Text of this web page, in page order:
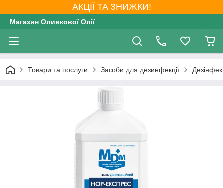
АКЦІЇ ТА ЗНИЖКИ!
Магазин Оливкової Олії
Товари та послуги Засоби для дезинфекції